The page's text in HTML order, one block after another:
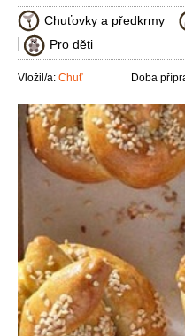
Chuťovky a předkrmy
Pro děti
Vložil/a: Chuť Doba